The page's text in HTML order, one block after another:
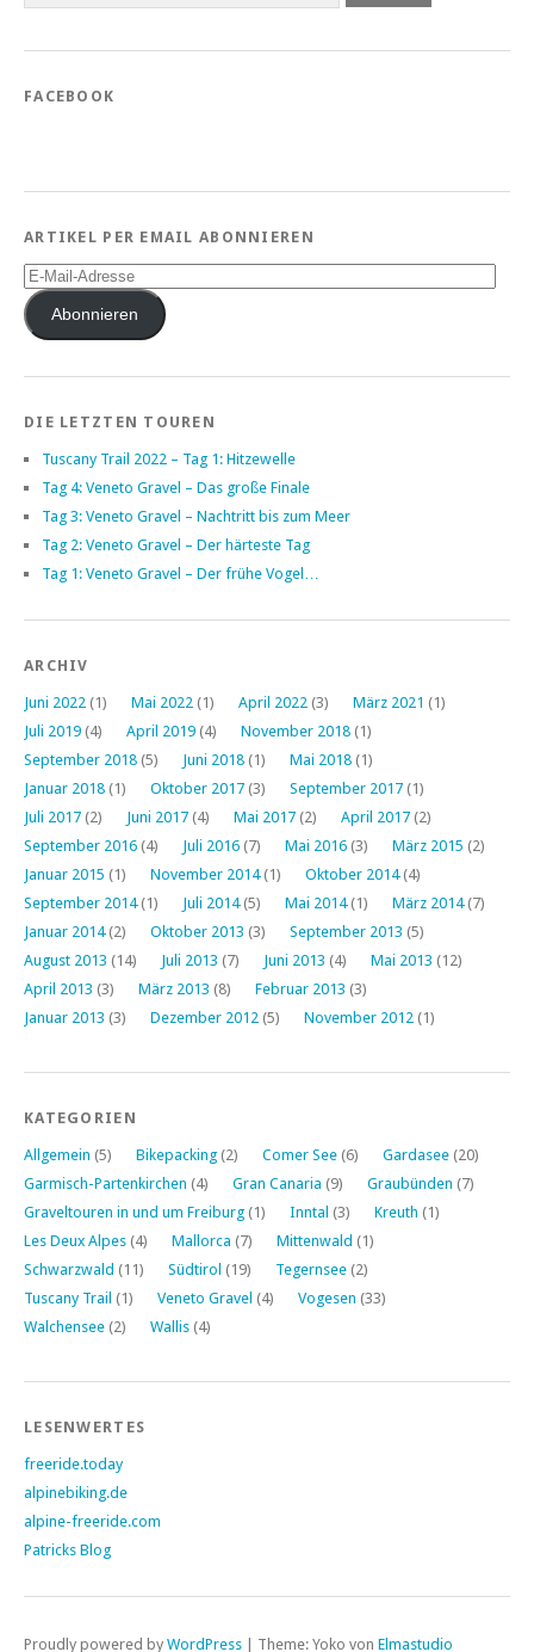
FACEBOOK
ARTIKEL PER EMAIL ABONNIEREN
E-
Mail-
AdresseAbonnieren
DIE LETZTEN TOUREN
Tuscany Trail 2022 – Tag 1: Hitzewelle
Tag 4: Veneto Gravel – Das große Finale
Tag 3: Veneto Gravel – Nachtritt bis zum Meer
Tag 2: Veneto Gravel – Der härteste Tag
Tag 1: Veneto Gravel – Der frühe Vogel…
ARCHIV
Juni 2022 (1) Mai 2022 (1) April 2022 (3) März 2021 (1)
Juli 2019 (4) April 2019 (4) November 2018 (1)
September 2018 (5) Juni 2018 (1) Mai 2018 (1)
Januar 2018 (1) Oktober 2017 (3) September 2017 (1)
Juli 2017 (2) Juni 2017 (4) Mai 2017 (2) April 2017 (2)
September 2016 (4) Juli 2016 (7) Mai 2016 (3) März 2015 (2)
Januar 2015 (1) November 2014(1) Oktober 2014(4)
September 2014(1) Juli 2014(5) Mai 2014(1) März 2014(7)
Januar 2014(2) Oktober 2013 (3) September 2013 (5)
August 2013 (14) Juli 2013 (7) Juni 2013 (4) Mai 2013 (12)
April 2013 (3) März 2013 (8) Februar 2013 (3)
Januar 2013 (3) Dezember 2012 (5) November 2012 (1)
KATEGORIEN
Allgemein (5) Bikepacking (2) Comer See (6) Gardasee (20)
Garmisch-Partenkirchen (4) Gran Canaria (9) Graubünden (7)
Graveltouren in und um Freiburg (1) Inntal (3) Kreuth (1)
Les Deux Alpes (4) Mallorca (7) Mittenwald (1)
Schwarzwald (11) Südtirol (19) Tegernsee (2)
Tuscany Trail (1) Veneto Gravel (4) Vogesen (33)
Walchensee (2) Wallis (4)
LESENWERTES
freeride.today
alpinebiking.de
alpine-freeride.com
Patricks Blog
Proudly powered by WordPress Theme: Yoko von Elmastudio